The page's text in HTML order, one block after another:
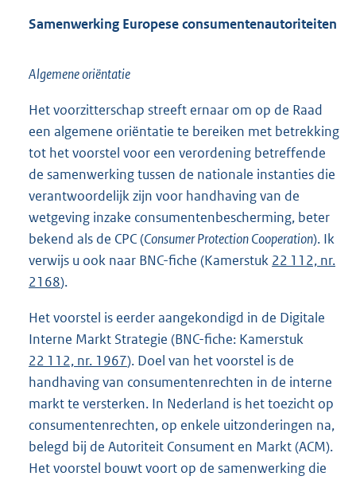
Samenwerking Europese consumentenautoriteiten
Algemene oriëntatie
Het voorzitterschap streeft ernaar om op de Raad
een algemene oriëntatie te bereiken met betrekking
tot het voorstel voor een verordening betreffende
de samenwerking tussen de nationale instanties die
verantwoordelijk zijn voor handhaving van de
wetgeving inzake consumentenbescherming, beter
bekend als de CPC (Consumer Protection Cooperation). Ik
verwijs u ook naar BNC-fiche (Kamerstuk 22 112, nr.
2168).
Het voorstel is eerder aangekondigd in de Digitale
Interne Markt Strategie (BNC-fiche: Kamerstuk
22 112, nr. 1967). Doel van het voorstel is de
handhaving van consumentenrechten in de interne
markt te versterken. In Nederland is het toezicht op
consumentenrechten, op enkele uitzonderingen na,
belegd bij de Autoriteit Consument en Markt (ACM).
Het voorstel bouwt voort op de samenwerking die